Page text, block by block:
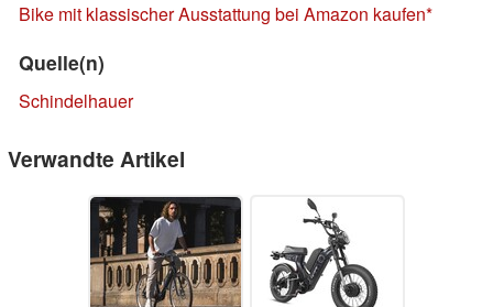
Bike mit klassischer Ausstattung bei Amazon kaufen
Quelle(n)
Schindelhauer
Verwandte Artikel